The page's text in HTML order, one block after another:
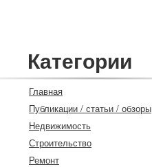
Категории
Главная
Публикации / статьи / обзоры
Недвижимость
Строительство
Ремонт